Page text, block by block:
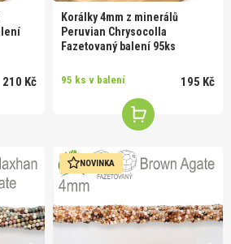
210 Kč
Korálky 4mm z minerálů
Peruvian Chrysocolla
Fazetovaný balení 95ks
95 ks v balení 195 Kč
NOVINKA